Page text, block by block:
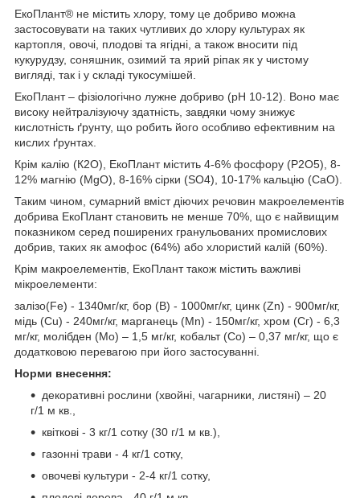
ЕкоПлант® не містить хлору, тому це добриво можна
застосовувати на таких чутливих до хлору культурах як
картопля, овочі, плодові та ягідні, а також вносити під
кукурудзу, соняшник, озимий та ярий ріпак як у чистому
вигляді, так і у складі тукосумішей.
ЕкоПлант – фізіологічно лужне добриво (рН 10-12). Воно має
високу нейтралізуючу здатність, завдяки чому знижує
кислотність ґрунту, що робить його особливо ефективним на
кислих ґрунтах.
Крім калію (К2О), ЕкоПлант містить 4-6% фосфору (Р2О5), 8-
12% магнію (MgO), 8-16% сірки (SO4), 10-17% кальцію (СаО).
Таким чином, сумарний вміст діючих речовин макроелементів
добрива ЕкоПлант становить не менше 70%, що є найвищим
показником серед поширених гранульованих промислових
добрив, таких як амофос (64%) або хлористий калій (60%).
Крім макроелементів, ЕкоПлант також містить важливі
мікроелементи:
залізо(Fe) - 1340мг/кг, бор (B) - 1000мг/кг, цинк (Zn) - 900мг/кг,
мідь (Cu) - 240мг/кг, марганець (Mn) - 150мг/кг, хром (Сг) - 6,3
мг/кг, молібден (Mo) – 1,5 мг/кг, кобальт (Co) – 0,37 мг/кг, що є
додатковою перевагою при його застосуванні.
Норми внесення:
декоративні рослини (хвойні, чагарники, листяні) – 20
г/1 м кв.,
квіткові - 3 кг/1 сотку (30 г/1 м кв.),
газонні трави - 4 кг/1 сотку,
овочеві культури - 2-4 кг/1 сотку,